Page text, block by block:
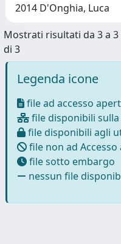
2014 D'Onghia, Luca
Mostrati risultati da 3 a 3
di 3
Legenda icone
file ad accesso
file disponibili
file disponibili agli
file non ad
file sotto embargo
nessun file